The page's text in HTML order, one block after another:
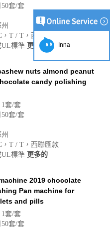
套/套
T / T，西聯匯款
UL標準 更多的
nuts almond peanut
candy polishing
套/套
套/套
，T / T，西聯匯款
UL標準 更多的
2019 chocolate
Pan machine for
and pills
套/套
套/套
Inna